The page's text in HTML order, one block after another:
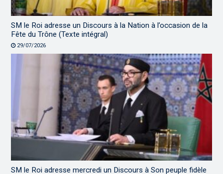
SM le Roi adresse un Discours à la Nation à l’occasion de la
Fête du Trône (Texte intégral)
29/07/2026
SM le Roi adresse mercredi un Discours à Son peuple fidèle